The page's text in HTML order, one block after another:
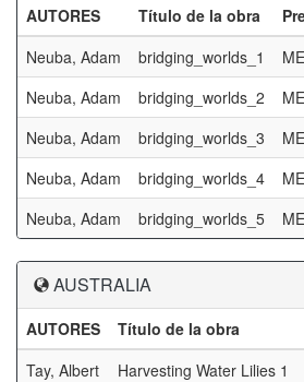
AUTORES Título de la obra
Neuba, Adam
bridging_worlds_1
Neuba, Adam
bridging_worlds_2
Neuba, Adam
bridging_worlds_3
Neuba, Adam
bridging_worlds_4
Neuba, Adam
bridging_worlds_5
AUSTRALIA
AUTORES Título de la obra
Tay, Albert
Harvesting Water Lilies 1